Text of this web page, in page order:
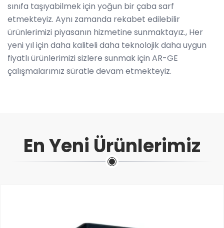
sınıfa taşıyabilmek için yoğun bir çaba sarf
etmekteyiz. Aynı zamanda rekabet edilebilir
ürünlerimizi piyasanın hizmetine sunmaktayız., Her
yeni yıl için daha kaliteli daha teknolojik daha uygun
fiyatlı ürünlerimizi sizlere sunmak için AR-GE
çalışmalarımız süratle devam etmekteyiz.
En Yeni Ürünlerimiz